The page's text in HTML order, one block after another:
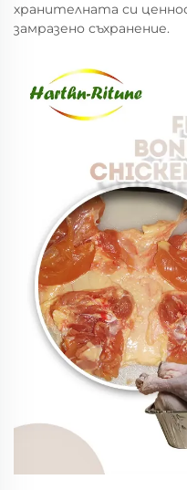
хранителната си
замразено съхранение.